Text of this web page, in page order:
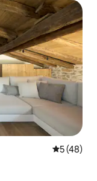
საშუალო
5 (48)